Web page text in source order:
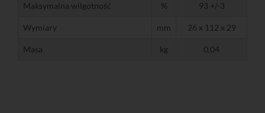
Maksymalna wilgotność % 93 +/-3
Wymiary mm 26 x 112 x 29
Masa kg 0,04